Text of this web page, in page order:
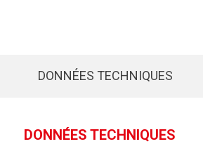
DONNÉES TECHNIQUES
DONNÉES TECHNIQUES